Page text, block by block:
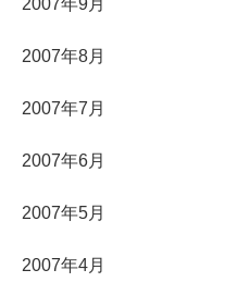
2007年9月
2007年8月
2007年7月
2007年6月
2007年5月
2007年4月